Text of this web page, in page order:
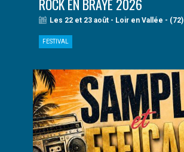
ROCK EN BRAYE 2026
Les 22 et 23 août - Loir en Vallée - (72)
FESTIVAL